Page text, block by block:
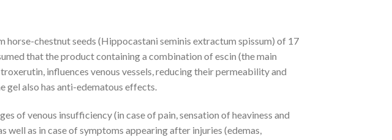
chestnut seeds (Hippocastani seminis extractum spissum) of 17
that the product containing a combination of escin (the main
influences venous vessels, reducing their permeability and
gel also has anti-edematous effects.
of venous insufficiency (in case of pain, sensation of heaviness and
well as in case of symptoms appearing after injuries (edemas,